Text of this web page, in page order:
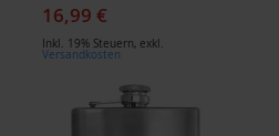
16,99 €
Inkl. 19% Steuern, exkl.
Versandkosten